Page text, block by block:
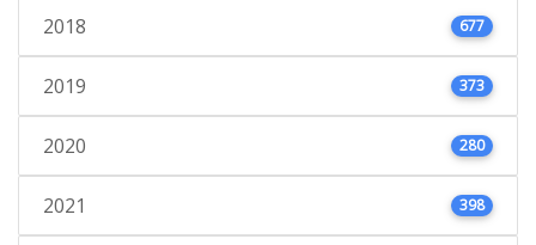
2018 677
2019 373
2020 280
2021 398